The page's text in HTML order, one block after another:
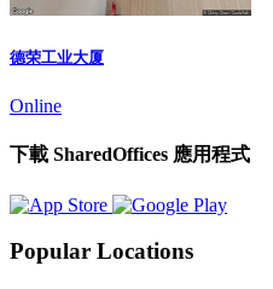
德荣工业大厦
Online
下載 SharedOffices 應用程式
Popular Locations